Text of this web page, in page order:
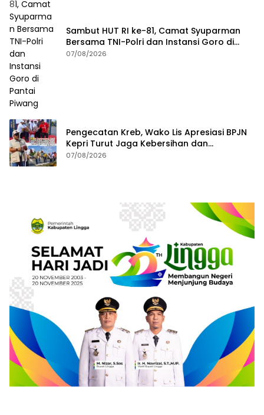
Sambut HUT RI ke-81, Camat Syuparman
Bersama TNI-Polri dan Instansi Goro di
Pantai Piwang
07/08/2026
Pengecatan Kreb, Wako Lis Apresiasi BPJN
Kepri Turut Jaga Kebersihan dan
Keindahan Ruas Jalan
07/08/2026